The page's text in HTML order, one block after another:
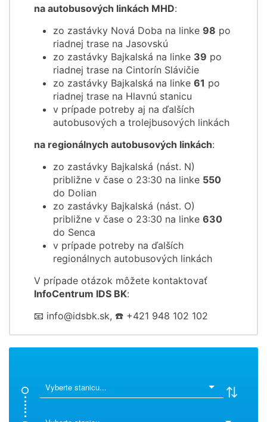
na autobusových linkách MHD:
zo zastávky Nová Doba na linke 98 po
riadnej trase na Jasovskú
zo zastávky Bajkalská na linke 39 po
riadnej trase na Cintorín Slávičie
zo zastávky Bajkalská na linke 61 po
riadnej trase na Hlavnú stanicu
v prípade potreby aj na ďalších
autobusových a trolejbusových linkách
na regionálnych autobusových linkách:
zo zastávky Bajkalská (nást. N)
približne v čase o 23:30 na linke 550
do Dolian
zo zastávky Bajkalská (nást. O)
približne v čase o 23:30 na linke 630
do Senca
v prípade potreby na ďalších
regionálnych autobusových linkách
V prípade otázok môžete kontaktovať
InfoCentrum IDS BK:
📧 info@idsbk.sk, ☎️ +421 948 102 102